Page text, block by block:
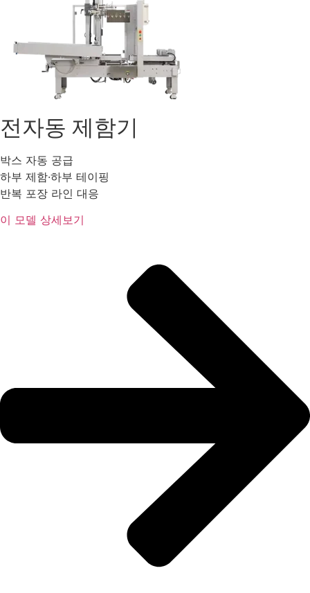
전자동 제함기
박스 자동 공급
하부 제함·하부 테이핑
반복 포장 라인 대응
이 모델 상세보기